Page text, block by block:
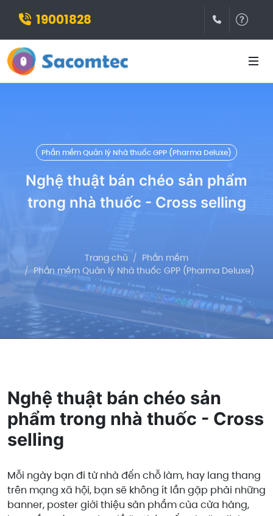
19001828
Phần mềm Quản lý Nhà thuốc GPP (Pharma Deluxe)
Nghệ thuật bán chéo sản phẩm
trong nhà thuốc - Cross selling
Trang chủ
Phần mềm
Phần mềm Quản lý Nhà thuốc GPP (Pharma Deluxe)
Nghệ thuật bán chéo sản
phẩm trong nhà thuốc - Cross
selling
Mỗi ngày bạn đi từ nhà đến chỗ làm, hay lang thang
trên mạng xã hội, bạn sẽ không ít lần gặp phải những
banner, poster giới thiệu sản phẩm của cửa hàng,